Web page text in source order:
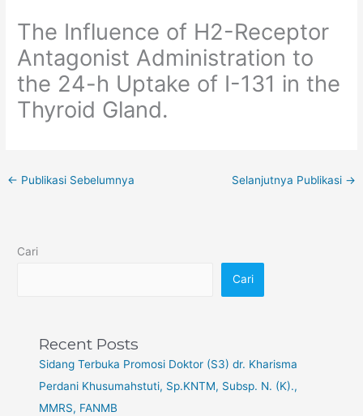
The Influence of H2-Receptor
Antagonist Administration to
the 24-h Uptake of I-131 in the
Thyroid Gland.
← Publikasi Sebelumnya Selanjutnya Publikasi →
Cari
Cari
Recent Posts
Sidang Terbuka Promosi Doktor (S3) dr. Kharisma
Perdani Khusumahstuti, Sp.KNTM, Subsp. N. (K).,
MMRS, FANMB